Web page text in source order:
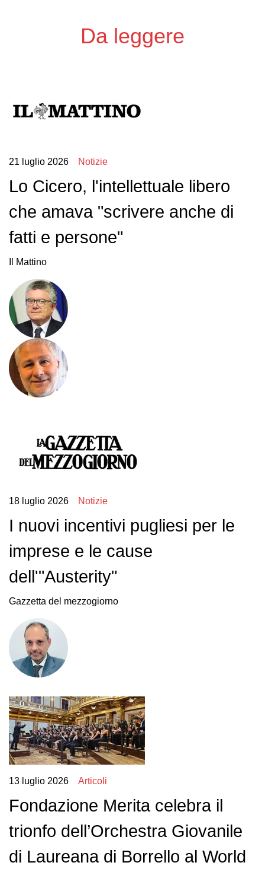
Da leggere
21 luglio 2026 Notizie
Lo Cicero, l'intellettuale libero
che amava "scrivere anche di
fatti e persone"
Il Mattino
18 luglio 2026 Notizie
I nuovi incentivi pugliesi per le
imprese e le cause
dell'"Austerity"
Gazzetta del mezzogiorno
13 luglio 2026 Articoli
Fondazione Merita celebra il
trionfo dell’Orchestra Giovanile
di Laureana di Borrello al World